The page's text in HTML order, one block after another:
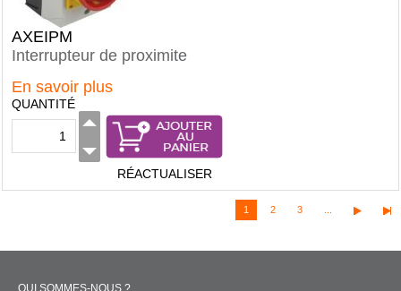
AXEIPM
Interrupteur de proximite
En savoir plus
QUANTITÉ
RÉACTUALISER
1 2 3
QUI SOMMES-NOUS ?